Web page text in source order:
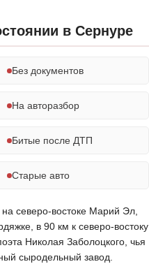
в Сернуре
Без документов
На авторазбор
Битые после ДТП
Старые авто
северо-востоке Марий Эл,
в 90 км к северо-востоку
Николая Заболоцкого, чья
сыродельный завод.